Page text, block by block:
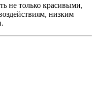
не только красивыми,
низким